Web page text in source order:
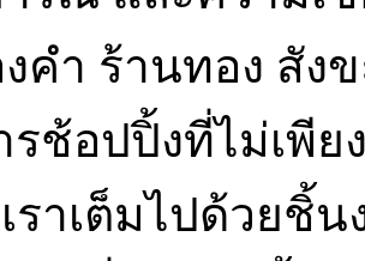
คำ ร้านทอง สั
ช้อปปิ้งที่ไม่เพี
ราเต็มไปด้วยชิ้